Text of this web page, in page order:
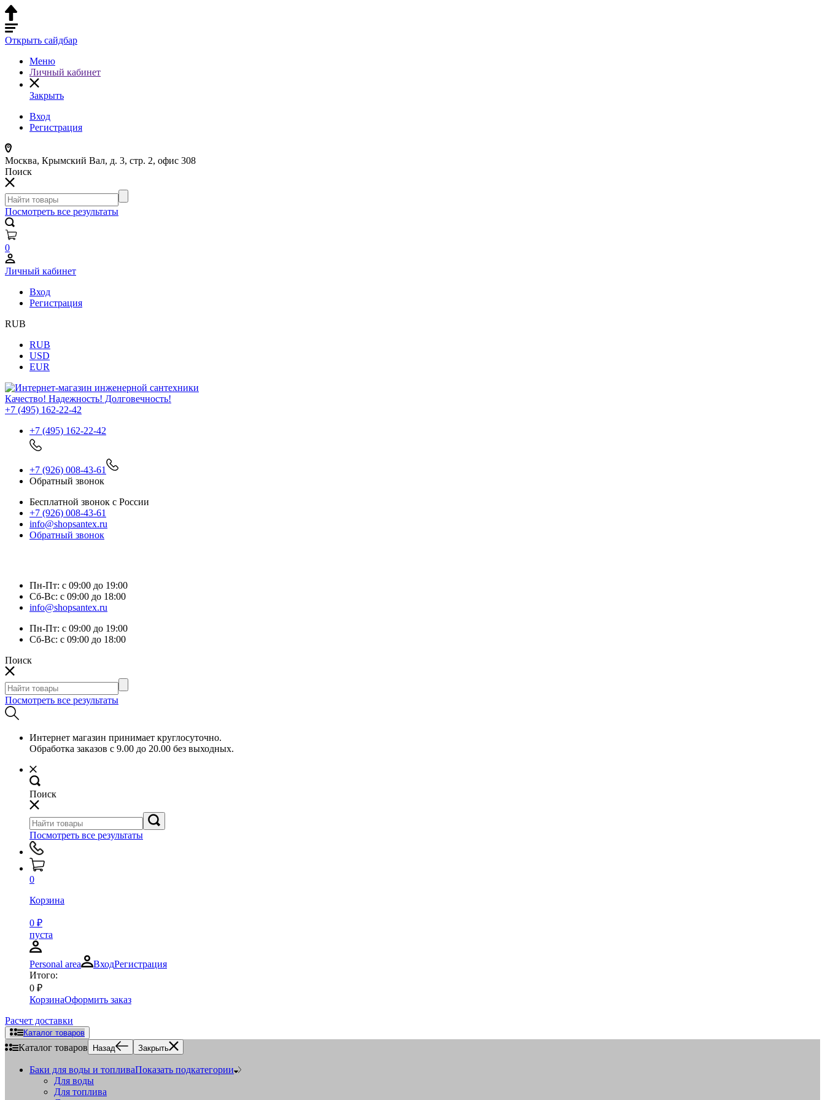
Открыть сайдбар
Меню
Личный кабинет
Закрыть
Вход
Регистрация
Москва, Крымский Вал, д. 3, стр. 2, офис 308
Поиск
Посмотреть все результаты
0
Личный кабинет
Вход
Регистрация
RUB
RUB
USD
EUR
Качество! Надежность! Долговечность!
+7 (495) 162-22-42
+7 (495) 162-22-42
+7 (926) 008-43-61
Обратный звонок
Бесплатной звонок с России
+7 (926) 008-43-61
info@shopsantex.ru
Обратный звонок
Пн-Пт: с 09:00 до 19:00
Сб-Вс: с 09:00 до 18:00
info@shopsantex.ru
Пн-Пт: с 09:00 до 19:00
Сб-Вс: с 09:00 до 18:00
Поиск
Посмотреть все результаты
Интернет магазин принимает круглосуточно.
Обработка заказов с 9.00 до 20.00 без выходных.
Поиск
Посмотреть все результаты
0
Корзина
0 ₽
пуста
Personal area ВходРегистрация
Итого:
0 ₽
КорзинаОформить заказ
Расчет доставки
Каталог товаров
Каталог товаров Назад Закрыть
Баки для воды и топливаПоказать подкатегории
Для воды
Для топлива